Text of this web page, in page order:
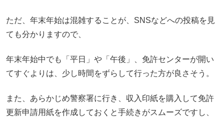
ただ、年末年始は混雑することが、SNSなどへの投稿を見
ても分かりますので、
年末年始中でも「平日」や「午後」、免許センターが開い
てすぐよりは、少し時間をずらして行った方が良さそう。
また、あらかじめ警察署に行き、収入印紙を購入して免許
更新申請用紙を作成しておくと手続きがスムーズですし、